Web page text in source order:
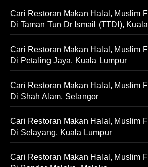
Cari Restoran Makan Halal, Muslim
Di Taman Tun Dr Ismail (TTDI),
Cari Restoran Makan Halal, Muslim
Di Petaling Jaya, Kuala Lumpur
Cari Restoran Makan Halal, Muslim
Di Shah Alam, Selangor
Cari Restoran Makan Halal, Muslim
Di Selayang, Kuala Lumpur
Cari Restoran Makan Halal, Muslim